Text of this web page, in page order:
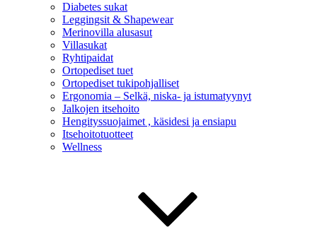
Diabetes sukat
Leggingsit & Shapewear
Merinovilla alusasut
Villasukat
Ryhtipaidat
Ortopediset tuet
Ortopediset tukipohjalliset
Ergonomia – Selkä, niska- ja istumatyynyt
Jalkojen itsehoito
Hengityssuojaimet , käsidesi ja ensiapu
Itsehoitotuotteet
Wellness